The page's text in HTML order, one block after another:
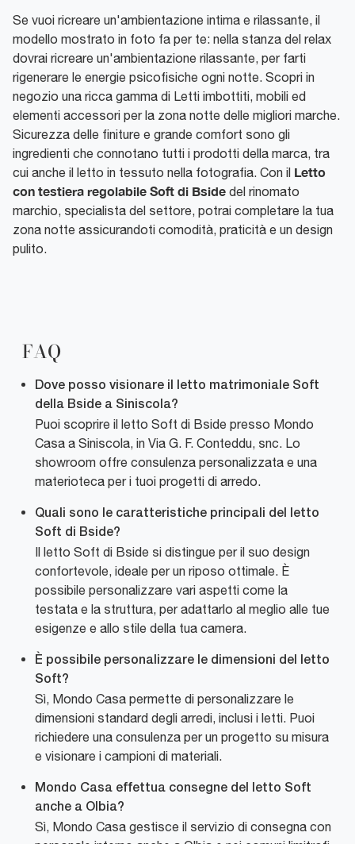
Se vuoi ricreare un'ambientazione intima e rilassante, il
modello mostrato in foto fa per te: nella stanza del relax
dovrai ricreare un'ambientazione rilassante, per farti
rigenerare le energie psicofisiche ogni notte. Scopri in
negozio una ricca gamma di Letti imbottiti, mobili ed
elementi accessori per la zona notte delle migliori marche.
Sicurezza delle finiture e grande comfort sono gli
ingredienti che connotano tutti i prodotti della marca, tra
cui anche il letto in tessuto nella fotografia. Con il Letto
con testiera regolabile Soft di Bside del rinomato
marchio, specialista del settore, potrai completare la tua
zona notte assicurandoti comodità, praticità e un design
pulito.
FAQ
Dove posso visionare il letto matrimoniale Soft
della Bside a Siniscola?
Puoi scoprire il letto Soft di Bside presso Mondo
Casa a Siniscola, in Via G. F. Conteddu, snc. Lo
showroom offre consulenza personalizzata e una
materioteca per i tuoi progetti di arredo.
Quali sono le caratteristiche principali del letto
Soft di Bside?
Il letto Soft di Bside si distingue per il suo design
confortevole, ideale per un riposo ottimale. È
possibile personalizzare vari aspetti come la
testata e la struttura, per adattarlo al meglio alle tue
esigenze e allo stile della tua camera.
È possibile personalizzare le dimensioni del letto
Soft?
Sì, Mondo Casa permette di personalizzare le
dimensioni standard degli arredi, inclusi i letti. Puoi
richiedere una consulenza per un progetto su misura
e visionare i campioni di materiali.
Mondo Casa effettua consegne del letto Soft
anche a Olbia?
Sì, Mondo Casa gestisce il servizio di consegna con